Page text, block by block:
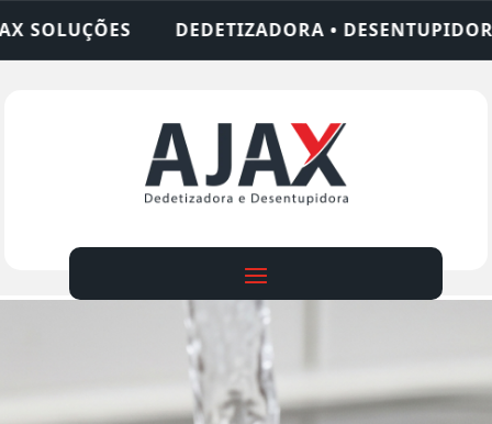
• DESENTUPIDORA • LIMPEZA DE FOSSA •